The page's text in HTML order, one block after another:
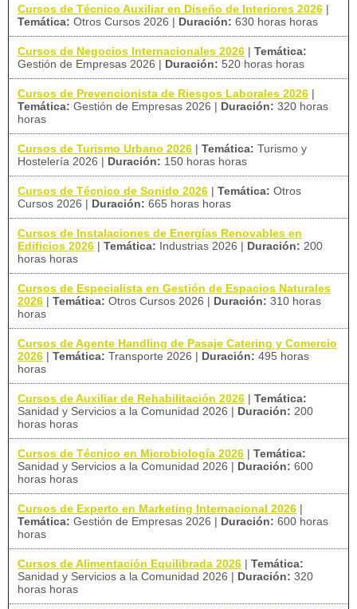
Cursos de Técnico Auxiliar en Diseño de Interiores 2026 |
Temática: Otros Cursos 2026 | Duración: 630 horas horas
Cursos de Negocios Internacionales 2026 | Temática:
Gestión de Empresas 2026 | Duración: 520 horas horas
Cursos de Prevencionista de Riesgos Laborales 2026 |
Temática: Gestión de Empresas 2026 | Duración: 320 horas
horas
Cursos de Turismo Urbano 2026 | Temática: Turismo y
Hostelería 2026 | Duración: 150 horas horas
Cursos de Técnico de Sonido 2026 | Temática: Otros
Cursos 2026 | Duración: 665 horas horas
Cursos de Instalaciones de Energías Renovables en
Edificios 2026 | Temática: Industrias 2026 | Duración: 200
horas horas
Cursos de Especialista en Gestión de Espacios Naturales
2026 | Temática: Otros Cursos 2026 | Duración: 310 horas
horas
Cursos de Agente Handling de Pasaje Catering y Comercio
2026 | Temática: Transporte 2026 | Duración: 495 horas
horas
Cursos de Auxiliar de Rehabilitación 2026 | Temática:
Sanidad y Servicios a la Comunidad 2026 | Duración: 200
horas horas
Cursos de Técnico en Microbiología 2026 | Temática:
Sanidad y Servicios a la Comunidad 2026 | Duración: 600
horas horas
Cursos de Experto en Marketing Internacional 2026 |
Temática: Gestión de Empresas 2026 | Duración: 600 horas
horas
Cursos de Alimentación Equilibrada 2026 | Temática:
Sanidad y Servicios a la Comunidad 2026 | Duración: 320
horas horas